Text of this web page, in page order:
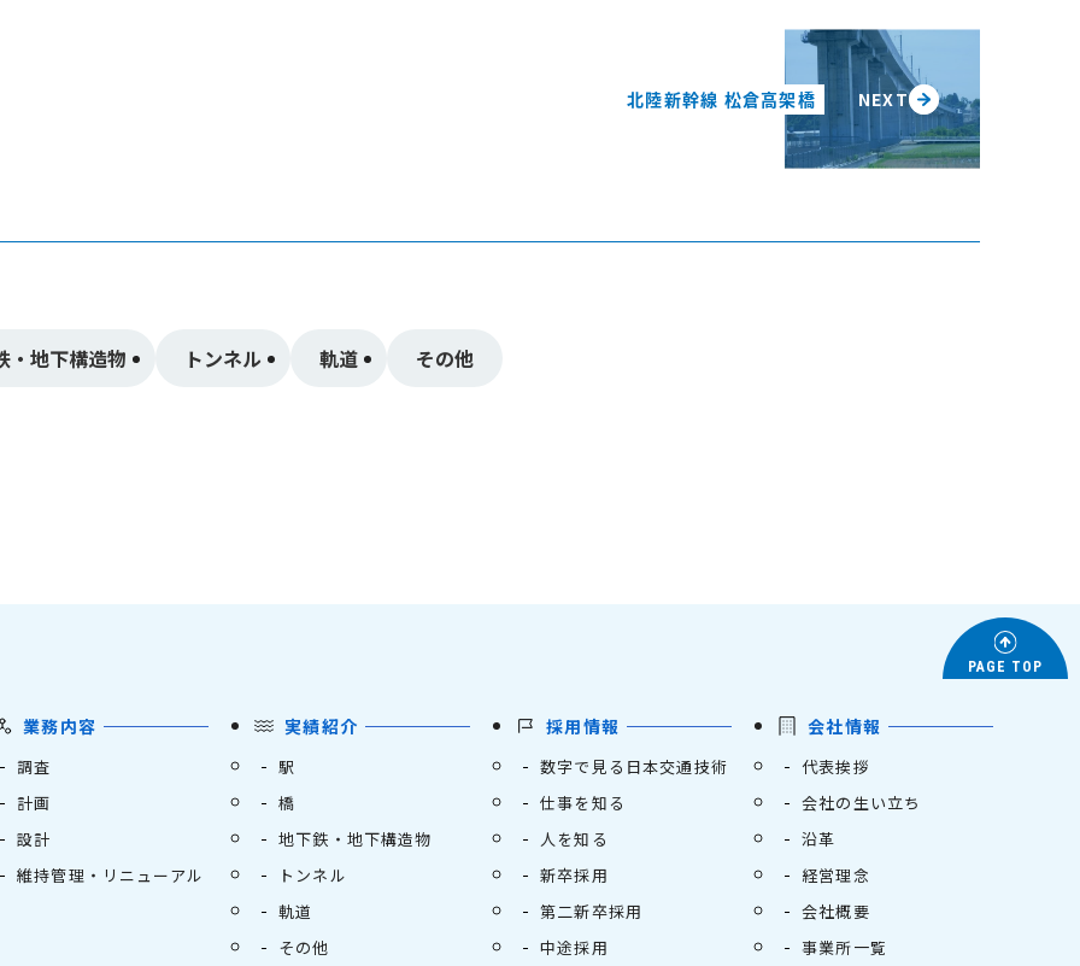
NEXT
北陸新幹線 松倉高架橋
・地下構造物 トンネル 軌道 その他
PAGE TOP
業務内容
調査
計画
設計
維持管理・リニューアル
実績紹介
駅
橋
地下鉄・地下構造物
トンネル
軌道
その他
採用情報
数字で見る日本交通技術
仕事を知る
人を知る
新卒採用
第二新卒採用
中途採用
会社情報
代表挨拶
会社の生い立ち
沿革
経営理念
会社概要
事業所一覧